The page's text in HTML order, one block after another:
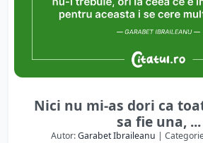
Nici nu mi-as dori ca
sa fie una, ...
Autor:Garabet Ibraileanu |